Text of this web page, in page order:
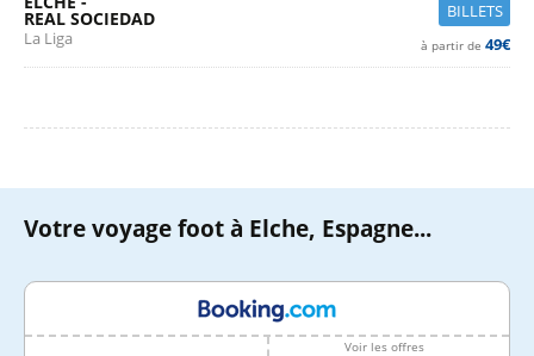
BILLETS
REAL SOCIEDAD
La Liga à partir de 49€
Votre voyage foot à Elche, Espagne...
Voir les offres